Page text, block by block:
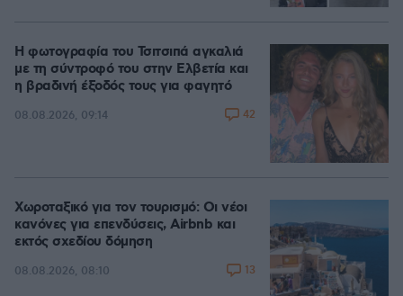
Η φωτογραφία του Τσιτσιπά αγκαλιά
με τη σύντροφό του στην Ελβετία και
η βραδινή έξοδός τους για φαγητό
08.08.2026, 09:14 42
Χωροταξικό για τον τουρισμό: Οι νέοι
κανόνες για επενδύσεις, Airbnb και
εκτός σχεδίου δόμηση
08.08.2026, 08:10 13